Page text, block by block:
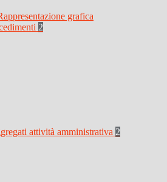
grafica
2
attività amministrativa 2